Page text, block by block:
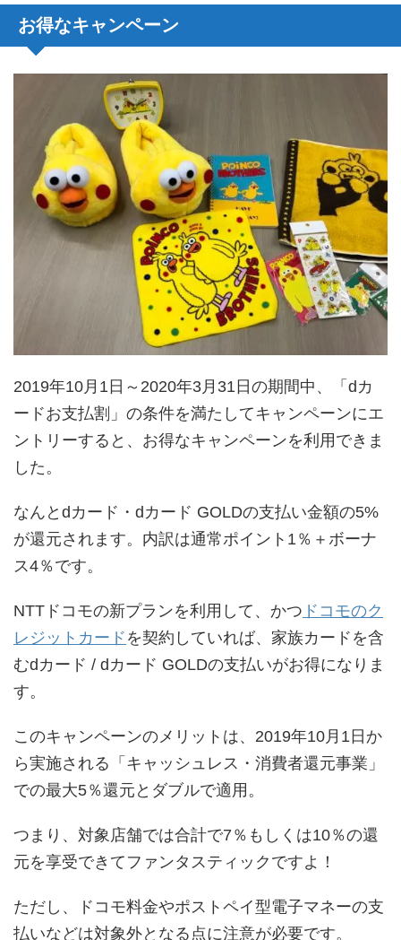
お得なキャンペーン
2019年10月1日～2020年3月31日の期間中、「dカ
ードお支払割」の条件を満たしてキャンペーンにエ
ントリーすると、お得なキャンペーンを利用できま
した。
なんとdカード・dカード GOLDの支払い金額の5%
が還元されます。内訳は通常ポイント1％＋ボーナ
ス4％です。
NTTドコモの新プランを利用して、かつ ドコモのク
レジットカード を契約していれば、家族カードを含
むdカード / dカード GOLDの支払いがお得になりま
す。
このキャンペーンのメリットは、2019年10月1日か
ら実施される「キャッシュレス・消費者還元事業」
での最大5％還元とダブルで適用。
つまり、対象店舗では合計で7％もしくは10％の還
元を享受できてファンタスティックですよ！
ただし、ドコモ料金やポストペイ型電子マネーの支
払いなどは対象外となる点に注意が必要です。